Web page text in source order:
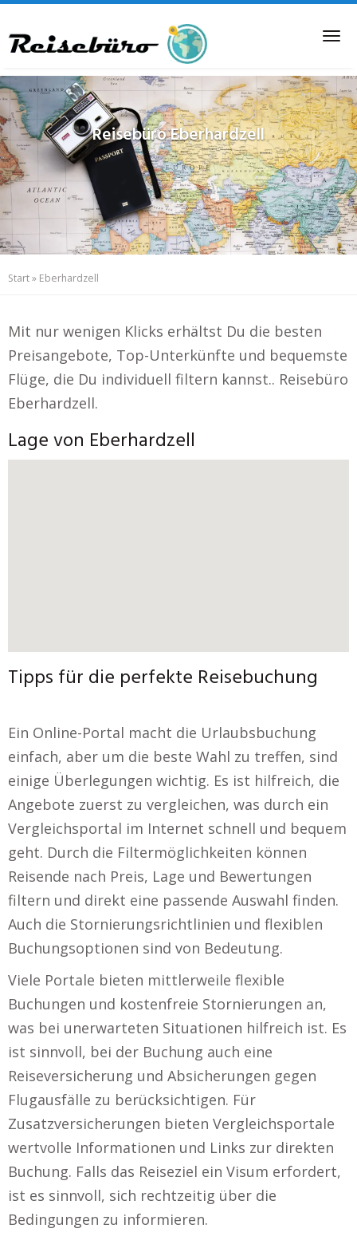
to
main
content
ReisebüroEberhardzell
Start» Eberhardzell
Mit nur wenigen Klicks erhältst Du die besten
Preisangebote, Top-Unterkünfte und bequemste
Flüge, die Du individuell filtern kannst.. Reisebüro
Eberhardzell.
Lage von Eberhardzell
Tipps für die perfekte Reisebuchung
Ein Online-Portal macht die Urlaubsbuchung
einfach, aber um die beste Wahl zu treffen, sind
einige Überlegungen wichtig. Es ist hilfreich, die
Angebote zuerst zu vergleichen, was durch ein
Vergleichsportal im Internet schnell und bequem
geht. Durch die Filtermöglichkeiten können
Reisende nach Preis, Lage und Bewertungen
filtern und direkt eine passende Auswahl finden.
Auch die Stornierungsrichtlinien und flexiblen
Buchungsoptionen sind von Bedeutung.
Viele Portale bieten mittlerweile flexible
Buchungen und kostenfreie Stornierungen an,
was bei unerwarteten Situationen hilfreich ist. Es
ist sinnvoll, bei der Buchung auch eine
Reiseversicherung und Absicherungen gegen
Flugausfälle zu berücksichtigen. Für
Zusatzversicherungen bieten Vergleichsportale
wertvolle Informationen und Links zur direkten
Buchung. Falls das Reiseziel ein Visum erfordert,
ist es sinnvoll, sich rechtzeitig über die
Bedingungen zu informieren.